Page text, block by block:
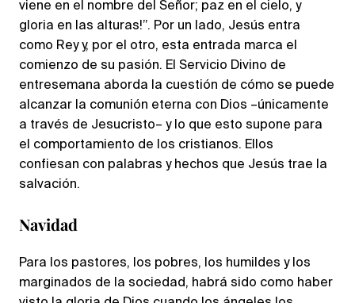
viene en el nombre del Señor; paz en el cielo, y
gloria en las alturas!”. Por un lado, Jesús entra
como Rey y, por el otro, esta entrada marca el
comienzo de su pasión. El Servicio Divino de
entresemana aborda la cuestión de cómo se puede
alcanzar la comunión eterna con Dios –únicamente
a través de Jesucristo– y lo que esto supone para
el comportamiento de los cristianos. Ellos
confiesan con palabras y hechos que Jesús trae la
salvación.
Navidad
Para los pastores, los pobres, los humildes y los
marginados de la sociedad, habrá sido como haber